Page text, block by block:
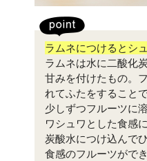
ラムネにつけるとシ
ラムネは水に二酸化
甘みを付けたもの。
れてふたをすること
少しずつフルーツに
ワシュワとした食感
炭酸水につけ込んで
食感のフルーツがで